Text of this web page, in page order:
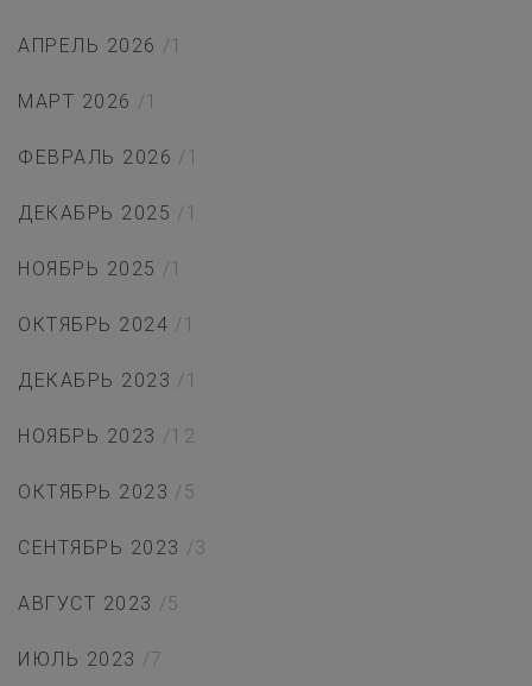
АПРЕЛЬ 2026 /1
МАРТ 2026 /1
ФЕВРАЛЬ 2026 /1
ДЕКАБРЬ 2025 /1
НОЯБРЬ 2025 /1
ОКТЯБРЬ 2024 /1
ДЕКАБРЬ 2023 /1
НОЯБРЬ 2023 /12
ОКТЯБРЬ 2023 /5
СЕНТЯБРЬ 2023 /3
АВГУСТ 2023 /5
ИЮЛЬ 2023 /7